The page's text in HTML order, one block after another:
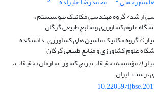
ارشد/ گروه مهندسی مکانیک بیوسیستم،
علوم کشاورزی و منابع طبیعی گرگان.
گروه مکانیک ماشین های کشاورزی، دانشکده
علوم کشاورزی و منابع طبیعی گرگان
مؤسسه تحقیقات برنج کشور، سازمان تحقیقات،
رشت، ایران.
10.22059/